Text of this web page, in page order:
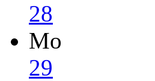
28
Mo
29